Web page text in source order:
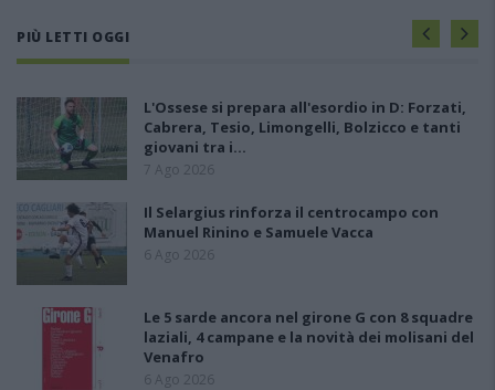
PIÙ LETTI OGGI
L'Ossese si prepara all'esordio in D: Forzati,
Cabrera, Tesio, Limongelli, Bolzicco e tanti
giovani tra i…
7 Ago 2026
Il Selargius rinforza il centrocampo con
Manuel Rinino e Samuele Vacca
6 Ago 2026
Le 5 sarde ancora nel girone G con 8 squadre
laziali, 4 campane e la novità dei molisani del
Venafro
6 Ago 2026